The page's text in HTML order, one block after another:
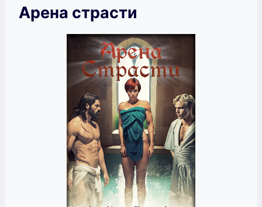
Арена страсти